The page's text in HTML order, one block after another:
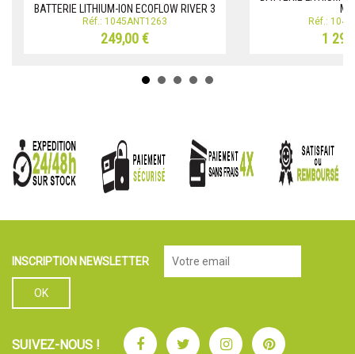
BATTERIE LITHIUM-ION ECOFLOW RIVER 3
Réf.: 1045ANT1263
249,00 €
Réf.:
1
INSCRIPTION NEWSLETTER
SUIVEZ-NOUS ! FacebookTwitterInstagramPinterest